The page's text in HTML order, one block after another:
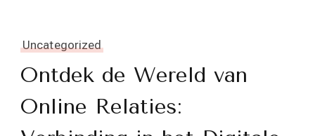
Uncategorized
Ontdek de Wereld van
Online Relaties: